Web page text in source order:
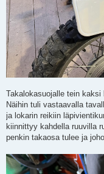
Takalokasuojalle tein kaksi
Näihin tuli vastaavalla
ja lokarin reikiin
kiinnittyy kahdella ruuvilla
penkin takaosa tulee ja